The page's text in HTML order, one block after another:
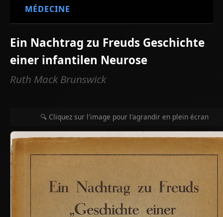
MÉDECINE
Ein Nachtrag zu Freuds Geschichte
einer infantilen Neurose
Ruth Mack Brunswick
🔍 Cliquez sur l'image pour l'agrandir en plein écran